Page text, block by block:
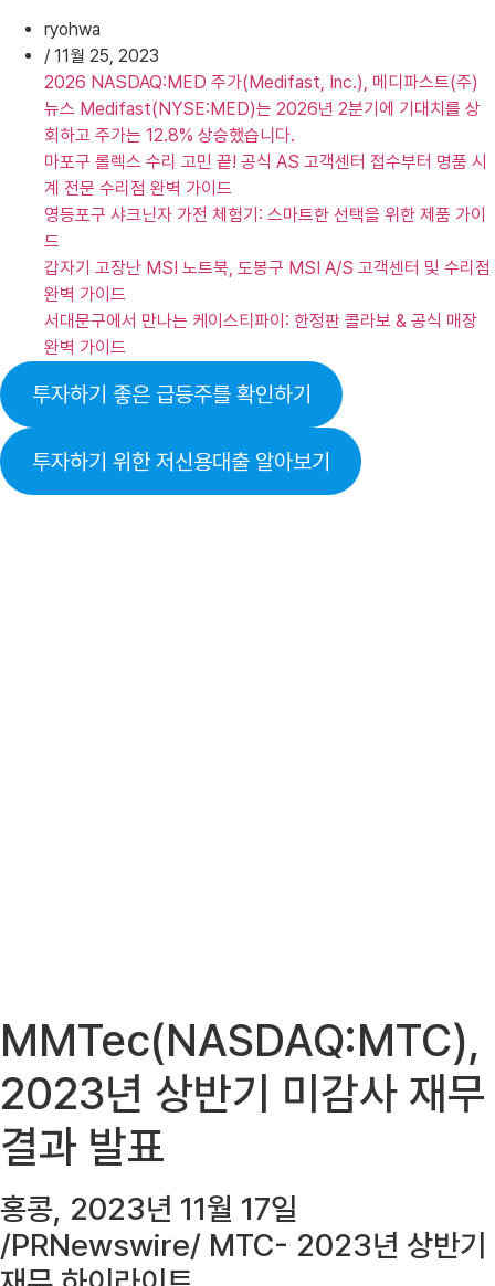
ryohwa
/ 11월 25, 2023
2026 NASDAQ:MED 주가(Medifast, Inc.), 메디파스트(주)
뉴스 Medifast(NYSE:MED)는 2026년 2분기에 기대치를 상
회하고 주가는 12.8% 상승했습니다.
마포구 롤렉스 수리 고민 끝! 공식 AS 고객센터 접수부터 명품 시
계 전문 수리점 완벽 가이드
영등포구 샤크닌자 가전 체험기: 스마트한 선택을 위한 제품 가이
드
갑자기 고장난 MSI 노트북, 도봉구 MSI A/S 고객센터 및 수리점
완벽 가이드
서대문구에서 만나는 케이스티파이: 한정판 콜라보 & 공식 매장
완벽 가이드
투자하기 좋은 급등주를 확인하기
투자하기 위한 저신용대출 알아보기
MMTec(NASDAQ:MTC),
2023년 상반기 미감사 재무
결과 발표
홍콩, 2023년 11월 17일
/PRNewswire/ MTC- 2023년 상반기